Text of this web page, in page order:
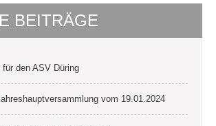
BEITRÄGE
für den ASV Düring
vom 19.01.2024